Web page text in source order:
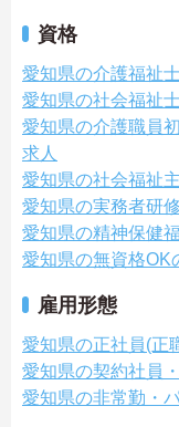
資格
愛知県の介護福祉
愛知県の社会福祉
愛知県の介護職員
求人
愛知県の社会福祉
愛知県の実務者研
愛知県の精神保健
愛知県の無資格OK
雇用形態
愛知県の正社員(正
愛知県の契約社員
愛知県の非常勤・